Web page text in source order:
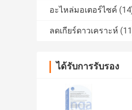
อะไหล่มอเตอร์ไซค์
ลดเกียร์ดาวเคราะห์
ได้รับการรับรอง